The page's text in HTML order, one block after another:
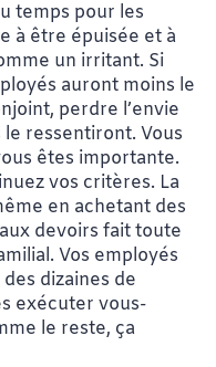
temps pour les
à être épuisée et à
un irritant. Si
auront moins le
perdre l’envie
ressentiront. Vous
êtes importante.
vos critères. La
en achetant des
devoirs fait toute
Vos employés
dizaines de
exécuter vous-
le reste, ça